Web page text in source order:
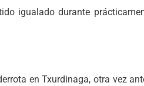
igualado durante
en Txurdinaga, otra vez